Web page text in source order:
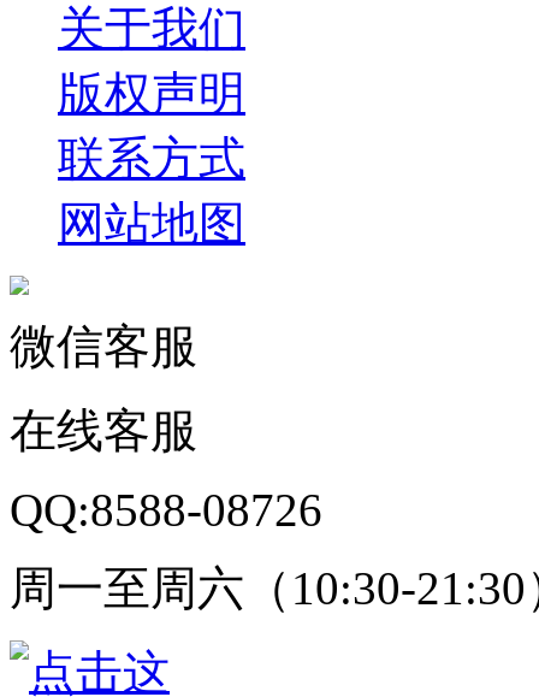
关于我们
版权声明
联系方式
网站地图
微信客服
在线客服
QQ:8588-08726
周一至周六（10:30-21:30